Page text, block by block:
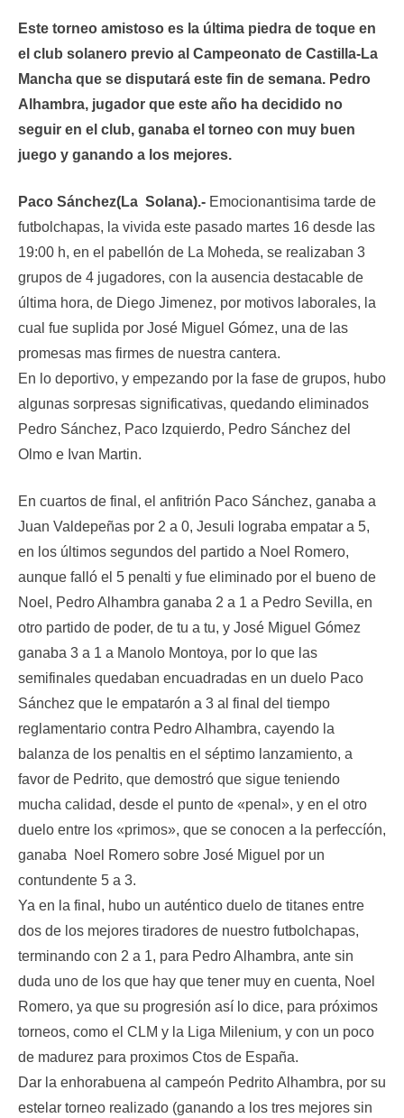
Este torneo amistoso es la última piedra de toque en
el club solanero previo al Campeonato de Castilla-La
Mancha que se disputará este fin de semana. Pedro
Alhambra, jugador que este año ha decidido no
seguir en el club, ganaba el torneo con muy buen
juego y ganando a los mejores.
Paco Sánchez(La Solana).- Emocionantisima tarde de
futbolchapas, la vivida este pasado martes 16 desde las
19:00 h, en el pabellón de La Moheda, se realizaban 3
grupos de 4 jugadores, con la ausencia destacable de
última hora, de Diego Jimenez, por motivos laborales, la
cual fue suplida por José Miguel Gómez, una de las
promesas mas firmes de nuestra cantera.
En lo deportivo, y empezando por la fase de grupos, hubo
algunas sorpresas significativas, quedando eliminados
Pedro Sánchez, Paco Izquierdo, Pedro Sánchez del
Olmo e Ivan Martin.
En cuartos de final, el anfitrión Paco Sánchez, ganaba a
Juan Valdepeñas por 2 a 0, Jesuli lograba empatar a 5,
en los últimos segundos del partido a Noel Romero,
aunque falló el 5 penalti y fue eliminado por el bueno de
Noel, Pedro Alhambra ganaba 2 a 1 a Pedro Sevilla, en
otro partido de poder, de tu a tu, y José Miguel Gómez
ganaba 3 a 1 a Manolo Montoya, por lo que las
semifinales quedaban encuadradas en un duelo Paco
Sánchez que le empatarón a 3 al final del tiempo
reglamentario contra Pedro Alhambra, cayendo la
balanza de los penaltis en el séptimo lanzamiento, a
favor de Pedrito, que demostró que sigue teniendo
mucha calidad, desde el punto de «penal», y en el otro
duelo entre los «primos», que se conocen a la perfeccíón,
ganaba Noel Romero sobre José Miguel por un
contundente 5 a 3.
Ya en la final, hubo un auténtico duelo de titanes entre
dos de los mejores tiradores de nuestro futbolchapas,
terminando con 2 a 1, para Pedro Alhambra, ante sin
duda uno de los que hay que tener muy en cuenta, Noel
Romero, ya que su progresión así lo dice, para próximos
torneos, como el CLM y la Liga Milenium, y con un poco
de madurez para proximos Ctos de España.
Dar la enhorabuena al campeón Pedrito Alhambra, por su
estelar torneo realizado (ganando a los tres mejores sin